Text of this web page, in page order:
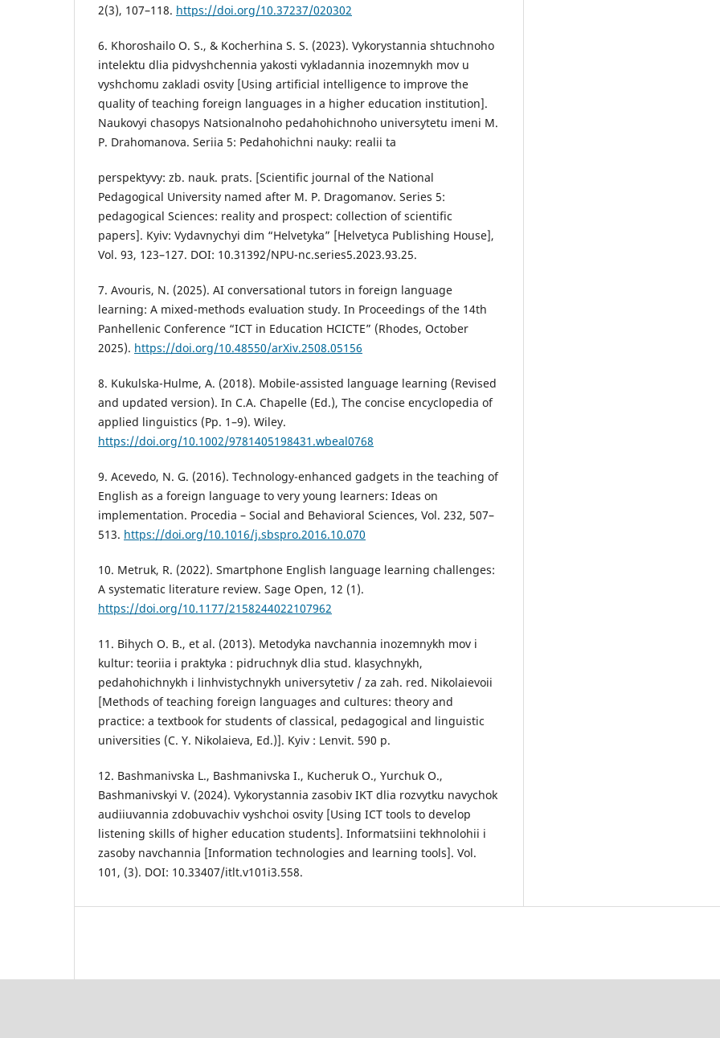
2(3), 107–118. https://doi.org/10.37237/020302
6. Khoroshailo O. S., & Kocherhina S. S. (2023). Vykorystannia shtuchnoho
intelektu dlia pidvyshchennia yakosti vykladannia inozemnykh mov u
vyshchomu zakladi osvity [Using artificial intelligence to improve the
quality of teaching foreign languages in a higher education institution].
Naukovyi chasopys Natsionalnoho pedahohichnoho universytetu imeni M.
P. Drahomanova. Seriia 5: Pedahohichni nauky: realii ta
perspektyvy: zb. nauk. prats. [Scientific journal of the National
Pedagogical University named after M. P. Dragomanov. Series 5:
pedagogical Sciences: reality and prospect: collection of scientific
papers]. Kyiv: Vydavnychyi dim “Helvetyka” [Helvetyca Publishing House],
Vol. 93, 123–127. DOI: 10.31392/NPU-nc.series5.2023.93.25.
7. Avouris, N. (2025). AI conversational tutors in foreign language
learning: A mixed-methods evaluation study. In Proceedings of the 14th
Panhellenic Conference “ICT in Education HCICTE” (Rhodes, October
2025). https://doi.org/10.48550/arXiv.2508.05156
8. Kukulska-Hulme, A. (2018). Mobile-assisted language learning (Revised
and updated version). In C.A. Chapelle (Ed.), The concise encyclopedia of
applied linguistics (Pp. 1–9). Wiley.
https://doi.org/10.1002/9781405198431.wbeal0768
9. Acevedo, N. G. (2016). Technology-enhanced gadgets in the teaching of
English as a foreign language to very young learners: Ideas on
implementation. Procedia – Social and Behavioral Sciences, Vol. 232, 507–
513. https://doi.org/10.1016/j.sbspro.2016.10.070
10. Metruk, R. (2022). Smartphone English language learning challenges:
A systematic literature review. Sage Open, 12 (1).
https://doi.org/10.1177/2158244022107962
11. Bihych O. B., et al. (2013). Metodyka navchannia inozemnykh mov i
kultur: teoriia i praktyka : pidruchnyk dlia stud. klasychnykh,
pedahohichnykh i linhvistychnykh universytetiv / za zah. red. Nikolaievoii
[Methods of teaching foreign languages and cultures: theory and
practice: a textbook for students of classical, pedagogical and linguistic
universities (C. Y. Nikolaieva, Ed.)]. Kyiv : Lenvit. 590 p.
12. Bashmanivska L., Bashmanivska I., Kucheruk O., Yurchuk O.,
Bashmanivskyi V. (2024). Vykorystannia zasobiv IKT dlia rozvytku navychok
audiiuvannia zdobuvachiv vyshchoi osvity [Using ICT tools to develop
listening skills of higher education students]. Informatsiini tekhnolohii i
zasoby navchannia [Information technologies and learning tools]. Vol.
101, (3). DOI: 10.33407/itlt.v101i3.558.